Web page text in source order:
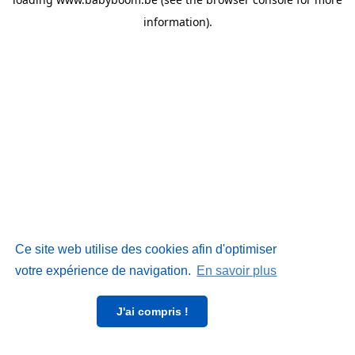
Ce site web utilise des cookies afin d'optimiser
votre expérience de navigation. En savoir plus
J'ai compris !
information).